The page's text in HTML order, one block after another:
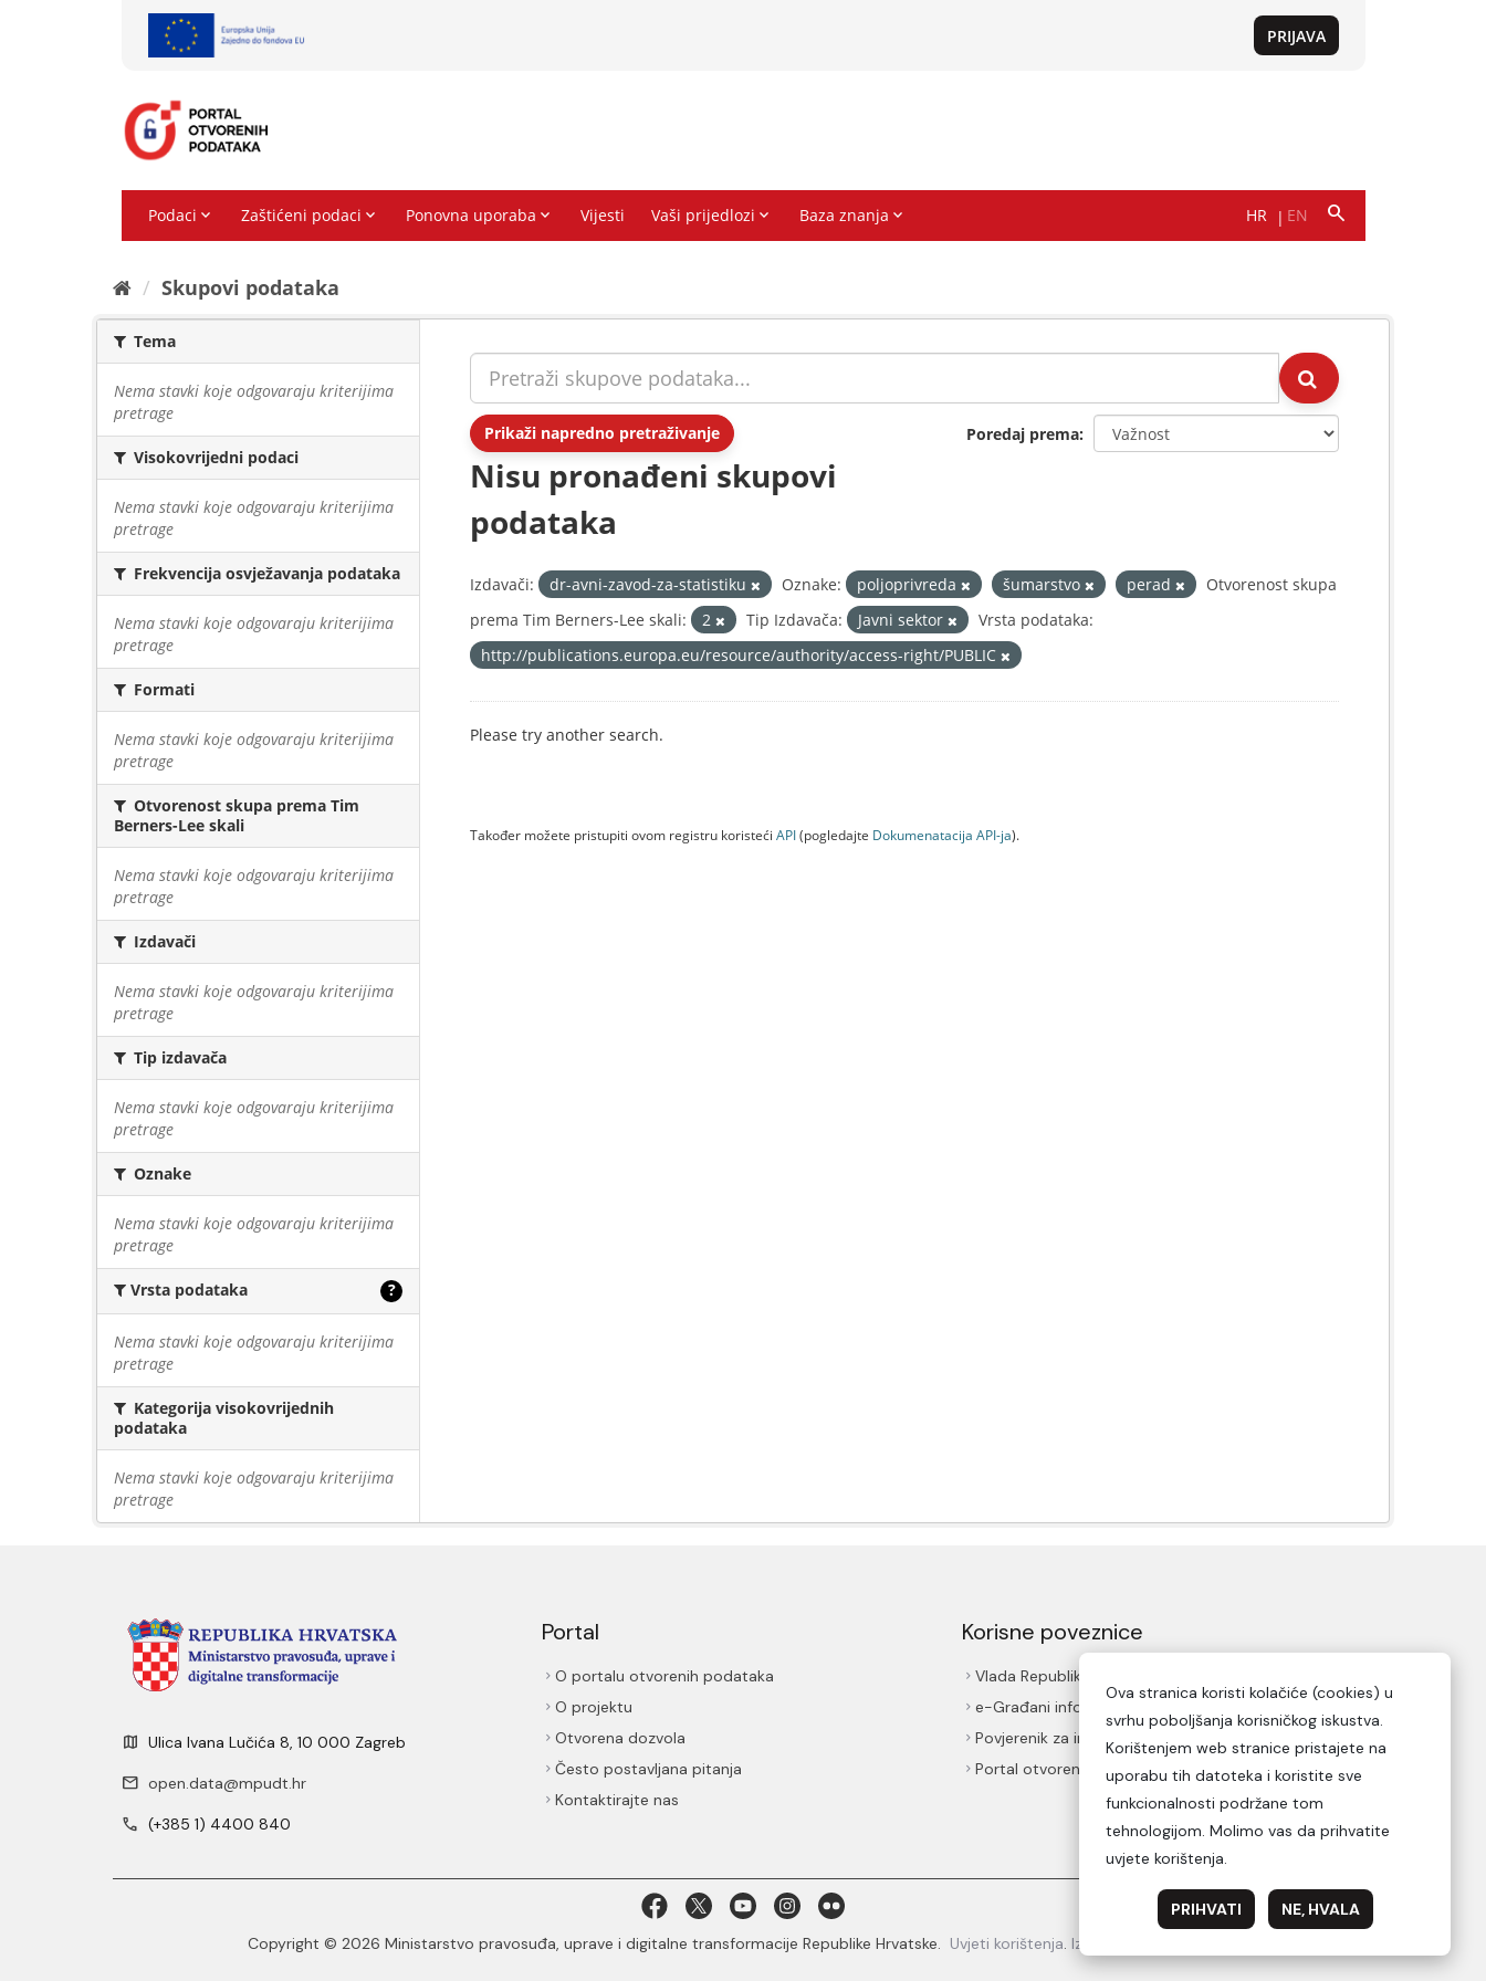
Skupovi podаtаkа
Tema
Nema stavki koje odgovaraju kriterijima
pretrage
Visokovrijedni podaci
Nema stavki koje odgovaraju kriterijima
pretrage
Frekvencija osvježavanja podataka
Nema stavki koje odgovaraju kriterijima
pretrage
Formati
Nema stavki koje odgovaraju kriterijima
pretrage
Otvorenost skupa prema Tim
Berners-Lee skali
Nema stavki koje odgovaraju kriterijima
pretrage
Izdavači
Nema stavki koje odgovaraju kriterijima
pretrage
Tip izdavača
Nema stavki koje odgovaraju kriterijima
pretrage
Oznake
Nema stavki koje odgovaraju kriterijima
pretrage
Vrsta podataka ?
Nema stavki koje odgovaraju kriterijima
pretrage
Kategorija visokovrijednih
podataka
Nema stavki koje odgovaraju kriterijima
pretrage
Prikaži napredno pretraživanje Poredaj prema
Nisu pronađeni skupovi
podataka
Izdavači: dr-avni-zavod-za-statistiku Oznake: poljoprivreda šumarstvo perad
Otvorenost skupa
prema Tim Berners-Lee skali:
2 Tip Izdavača: Javni sektor
Vrsta podataka:
http://publications.europa.eu/resource/authority/access-right/PUBLIC
Please try another search.
Također možete pristupiti ovom registru koristeći API(pogledajte Dokumenаtаcijа API-jа).